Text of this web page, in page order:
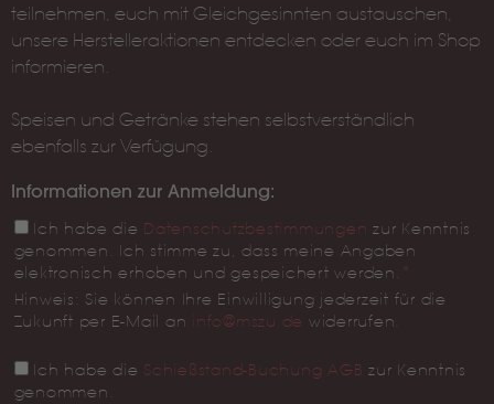
teilnehmen, euch mit Gleichgesinnten austauschen,
unsere Herstelleraktionen entdecken oder euch im Shop
informieren.
Speisen und Getränke stehen selbstverständlich
ebenfalls zur Verfügung.
Informationen zur Anmeldung:
Ich habe die Datenschutz­bestimmungen zur Kenntnis
genommen. Ich stimme zu, dass meine Angaben
elektronisch erhoben und gespeichert werden. *
Hinweis: Sie können Ihre Einwilligung jederzeit für die
Zukunft per E-Mail an
info@mszu.de widerrufen.
Ich habe die Schießstand-Buchung AGB zur Kenntnis
genommen.